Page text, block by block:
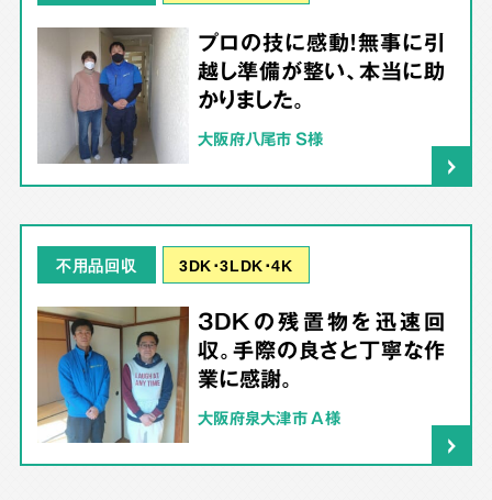
プロの技に感動！無事に引
越し準備が整い、本当に助
かりました。
大阪府八尾市 S様
不用品回収 3DK･3LDK･4K
3DKの残置物を迅速回
収。手際の良さと丁寧な作
業に感謝。
大阪府泉大津市 A様